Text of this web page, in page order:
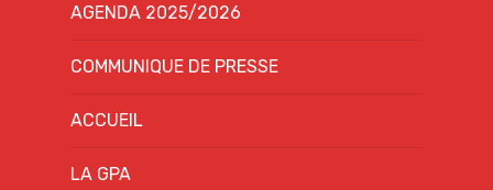
AGENDA 2025/2026
COMMUNIQUE DE PRESSE
ACCUEIL
LA GPA